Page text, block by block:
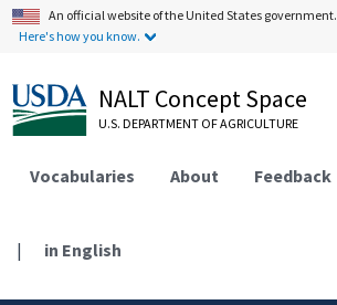
An official website of the United States government.
Here's how you know.
NALT Concept Space
U.S. DEPARTMENT OF AGRICULTURE
Vocabularies About Feedback
| in English